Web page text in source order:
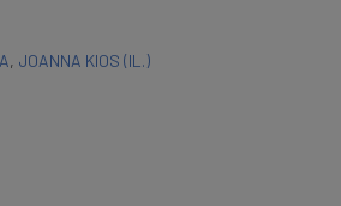
, JOANNA KIOS (IL.)